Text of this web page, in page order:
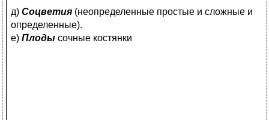
д) Соцветия (неопределенные простые и сложные и
определенные).
е) Плоды сочные костянки